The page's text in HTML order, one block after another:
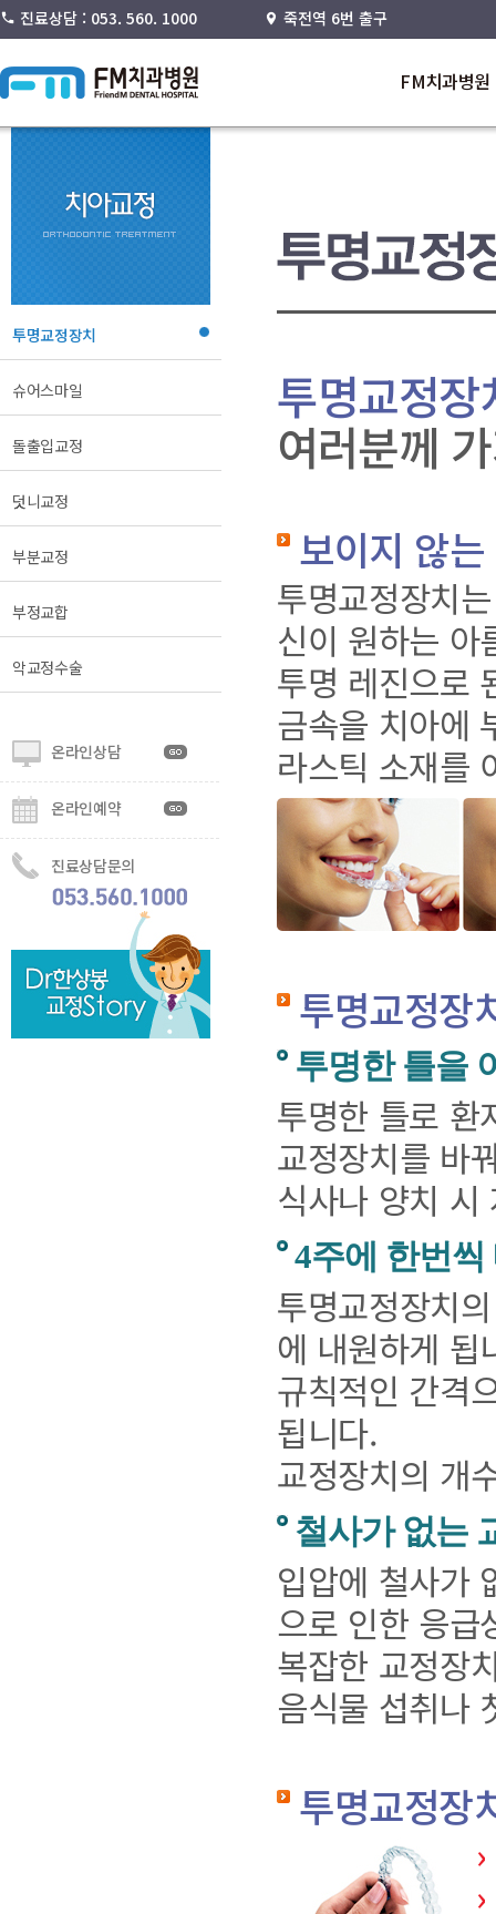
진료상담 : 053. 560. 1000 죽전역 6번 출구
FM치과병원
투명교정장치
슈어스마일
돌출입교정
덧니교정
부분교정
부정교합
악교정수술
온라인상담
온라인예약
진료상담문의
투명교정
여러분께
보이지 않
투명교정장치
신이 원하는 아
투명 레진으로
금속을 치아에
라스틱 소재를
투명교정
투명한 틀을
투명한 틀로 환
교정장치를 바
식사나 양치 시
4주에 한번씩
투명교정장치
에 내원하게 됩
규칙적인 간격
됩니다.
교정장치의 개
철사가 없는
입압에 철사가
으로 인한 응급
복잡한 교정장
음식물 섭취나
투명교정장
›
›